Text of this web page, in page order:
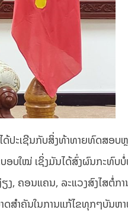
ປະເຊີນກັບສິ່ງທ້າທາຍທົດສອບ
ອບໃໝ່ ເຊິ່ງມັນໄດ້ສົ່ງຜົນກະທົ
, ຄອນແຄນ, ລະແວງສົງໄສຕໍ່
ສຳຄັນໃນການແກ້ໄຂທຸກໆບັນ